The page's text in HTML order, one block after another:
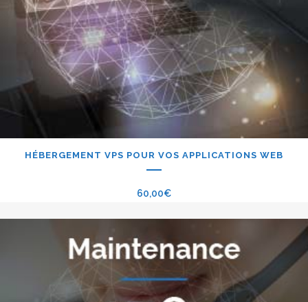
HÉBERGEMENT VPS POUR VOS APPLICATIONS WEB
60,00€